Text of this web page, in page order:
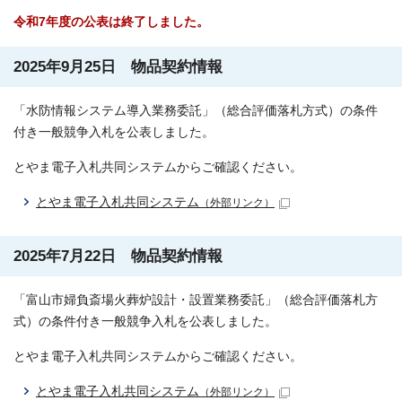
令和7年度の公表は終了しました。
2025年9月25日 物品契約情報
「水防情報システム導入業務委託」（総合評価落札方式）の条件
付き一般競争入札を公表しました。
とやま電子入札共同システムからご確認ください。
とやま電子入札共同システム （外部リンク）
2025年7月22日 物品契約情報
「富山市婦負斎場火葬炉設計・設置業務委託」（総合評価落札方
式）の条件付き一般競争入札を公表しました。
とやま電子入札共同システムからご確認ください。
とやま電子入札共同システム （外部リンク）